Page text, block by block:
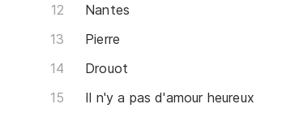
Nantes
Pierre
Drouot
Il n'y a pas d'amour heureux